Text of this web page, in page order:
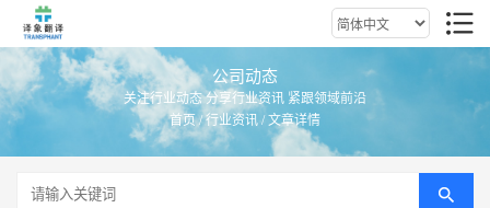
公司动态
关注行业动态 分享行业资讯 紧跟领域前沿
首页/行业资讯 / 文章详情